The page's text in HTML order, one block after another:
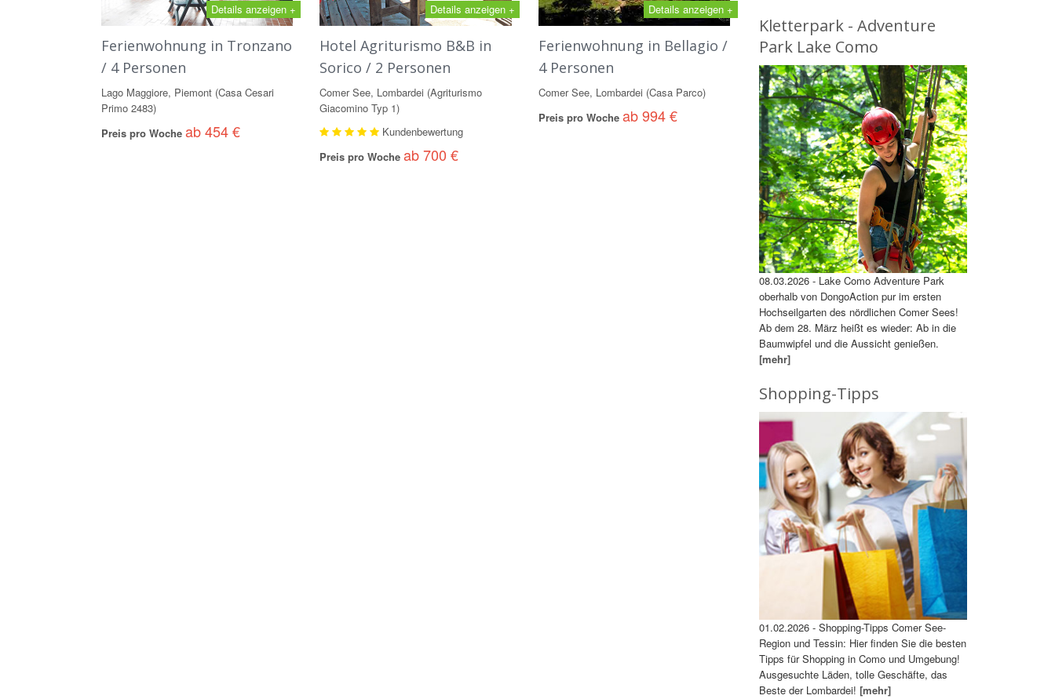
Details anzeigen +
Ferienwohnung in Tronzano
/ 4 Personen
Lago Maggiore, Piemont (Casa Cesari
Primo 2483)
Preis pro Woche ab 454 €
Details anzeigen +
Hotel Agriturismo B&B in
Sorico / 2 Personen
Comer See, Lombardei (Agriturismo
Giacomino Typ 1)
Kundenbewertung
Preis pro Wocheab 700 €
Details anzeigen +
Ferienwohnung in Bellagio /
4 Personen
Comer See, Lombardei (Casa Parco)
Preis pro Woche ab 994 €
Kletterpark - Adventure
Park Lake Como
08.03.2026 - Lake Como Adventure Park
oberhalb von DongoAction pur im ersten
Hochseilgarten des nördlichen Comer Sees!
Ab dem 28. März heißt es wieder: Ab in die
Baumwipfel und die Aussicht genießen.
[mehr]
Shopping-Tipps
01.02.2026 - Shopping-Tipps Comer See-
Region und Tessin: Hier finden Sie die besten
Tipps für Shopping in Como und Umgebung!
Ausgesuchte Läden, tolle Geschäfte, das
Beste der Lombardei! [mehr]